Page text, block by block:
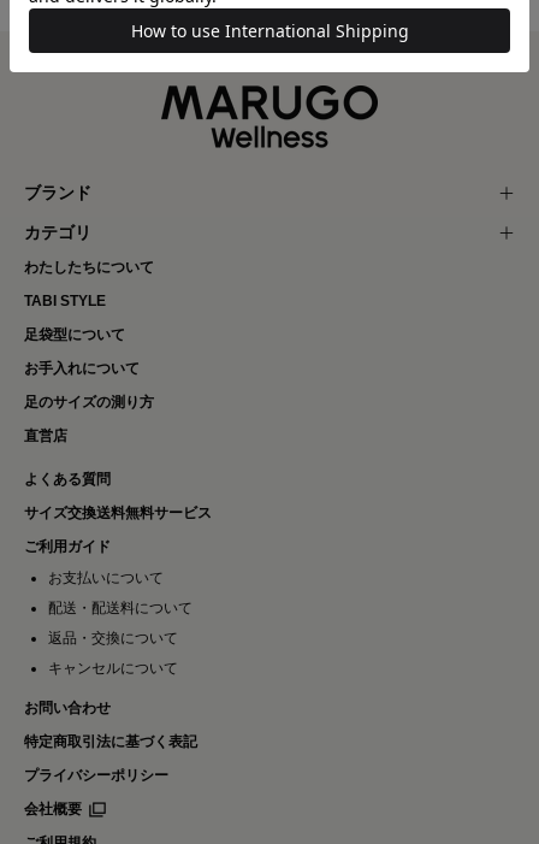
ブランド
カテゴリ
わたしたちについて
TABI STYLE
足袋型について
お手入れについて
足のサイズの測り方
直営店
よくある質問
サイズ交換送料無料サービス
ご利用ガイド
お支払いについて
配送・配送料について
返品・交換について
キャンセルについて
お問い合わせ
特定商取引法に基づく表記
プライバシーポリシー
会社概要